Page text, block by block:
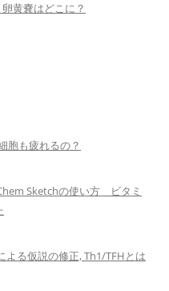
黄嚢はどこに？
胞も疲れるの？
Sketchの使い方 ビタミ
る仮説の修正, Th1/TFHとは